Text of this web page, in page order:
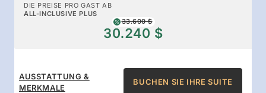
DIE PREISE PRO GAST AB
ALL-INCLUSIVE PLUS
33.600 $
30.240 $
AUSSTATTUNG &
MERKMALE
BUCHEN SIE IHRE SUITE